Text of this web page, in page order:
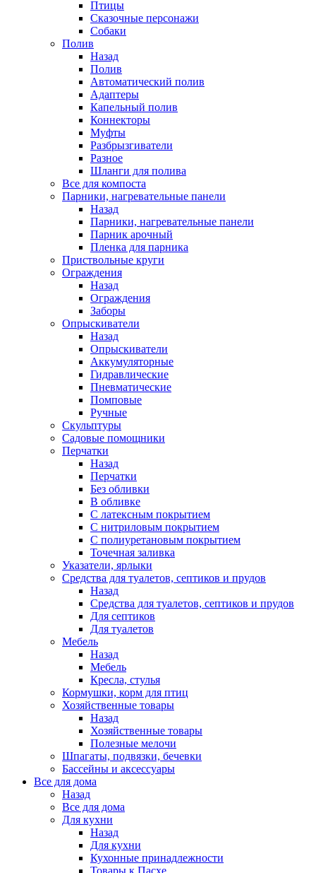
Птицы
Сказочные персонажи
Собаки
Полив
Назад
Полив
Автоматический полив
Адаптеры
Капельный полив
Коннекторы
Муфты
Разбрызгиватели
Разное
Шланги для полива
Все для компоста
Парники, нагревательные панели
Назад
Парники, нагревательные панели
Парник арочный
Пленка для парника
Приствольные круги
Ограждения
Назад
Ограждения
Заборы
Опрыскиватели
Назад
Опрыскиватели
Аккумуляторные
Гидравлические
Пневматические
Помповые
Ручные
Скульптуры
Садовые помощники
Перчатки
Назад
Перчатки
Без обливки
В обливке
С латексным покрытием
С нитриловым покрытием
С полиуретановым покрытием
Точечная заливка
Указатели, ярлыки
Средства для туалетов, септиков и прудов
Назад
Средства для туалетов, септиков и прудов
Для септиков
Для туалетов
Мебель
Назад
Мебель
Кресла, стулья
Кормушки, корм для птиц
Хозяйственные товары
Назад
Хозяйственные товары
Полезные мелочи
Шпагаты, подвязки, бечевки
Бассейны и аксессуары
Все для дома
Назад
Все для дома
Для кухни
Назад
Для кухни
Кухонные принадлежности
Товары к Пасхе